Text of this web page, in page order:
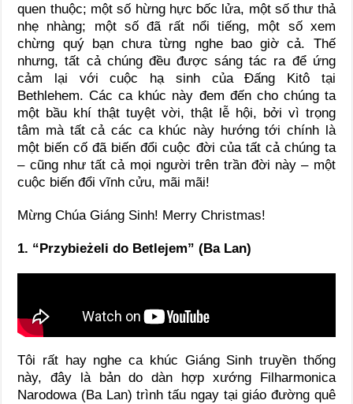
quen thuộc; một số hừng hực bốc lửa, một số thư thả
nhẹ nhàng; một số đã rất nổi tiếng, một số xem
chừng quý bạn chưa từng nghe bao giờ cả. Thế
nhưng, tất cả chúng đều được sáng tác ra để ứng
cảm lại với cuộc hạ sinh của Đấng Kitô tại
Bethlehem. Các ca khúc này đem đến cho chúng ta
một bầu khí thật tuyệt vời, thật lễ hội, bởi vì trọng
tâm mà tất cả các ca khúc này hướng tới chính là
một biến cố đã biến đổi cuộc đời của tất cả chúng ta
– cũng như tất cả mọi người trên trần đời này – một
cuộc biến đổi vĩnh cửu, mãi mãi!
Mừng Chúa Giáng Sinh! Merry Christmas!
1. “Przybieżeli do Betlejem” (Ba Lan)
Tôi rất hay nghe ca khúc Giáng Sinh truyền thống
này, đây là bản do dàn hợp xướng Filharmonica
Narodowa (Ba Lan) trình tấu ngay tại giáo đường quê